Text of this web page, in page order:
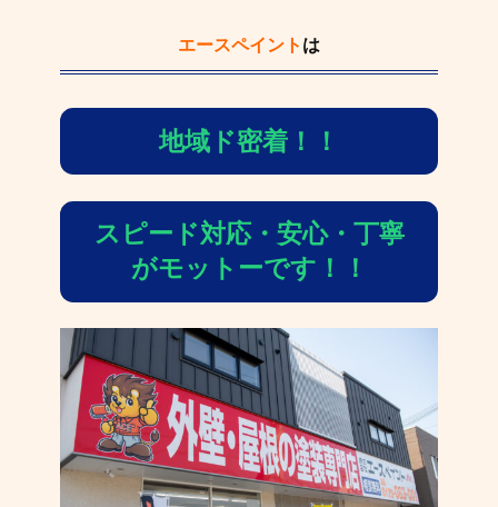
エースペイント は
地域ド密着！！
スピード対応・安心・丁寧
がモットーです！！